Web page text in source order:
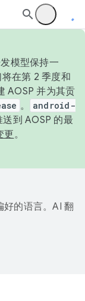
模型保持一
在第 2 季度和
AOSP 并为其贡
。
android-
到 AOSP 的最
更。
的语言。AI 翻